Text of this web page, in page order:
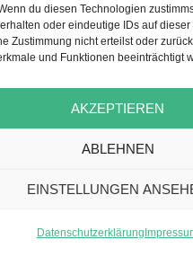
du diesen Technologien
oder eindeutige IDs auf
Zustimmung nicht erteilst oder
und Funktionen beeinträchtigt
AKZEPTIEREN
ABLEHNEN
EINSTELLUNGEN
Datenschutzerklärung
Stolz präsentiert